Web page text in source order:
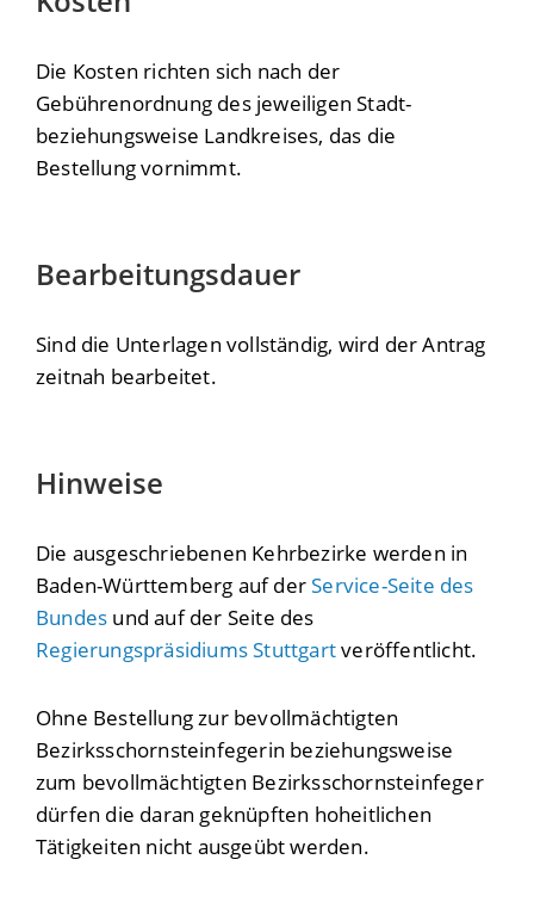
Die Kosten richten sich nach der
Gebührenordnung des jeweiligen Stadt-
beziehungsweise Landkreises, das die
Bestellung vornimmt.
Bearbeitungsdauer
Sind die Unterlagen vollständig, wird der Antrag
zeitnah bearbeitet.
Hinweise
Die ausgeschriebenen Kehrbezirke werden in
Baden-Württemberg auf derService-Seite des
Bundes und auf der Seite des
Regierungspräsidiums Stuttgartveröffentlicht.
Ohne Bestellung zur bevollmächtigten
Bezirksschornsteinfegerin beziehungsweise
zum bevollmächtigten Bezirksschornsteinfeger
dürfen die daran geknüpften hoheitlichen
Tätigkeiten nicht ausgeübt werden.